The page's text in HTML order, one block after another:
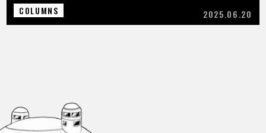
COLUMNS
2025.06.20